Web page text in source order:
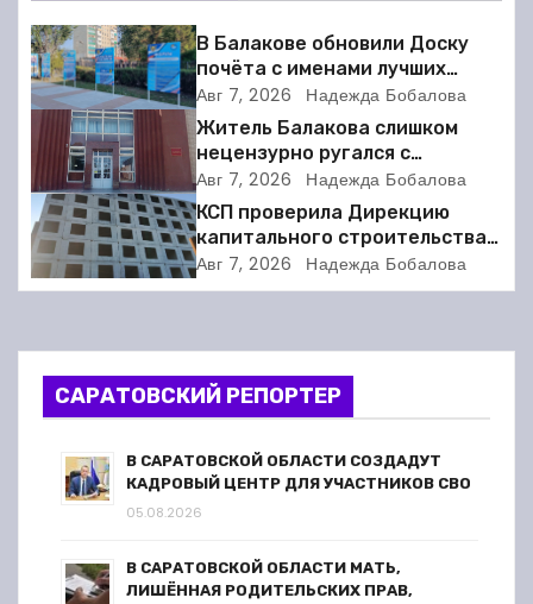
г
а
ц
и
я
п
з
а
В Балакове обновили Доску
почёта с именами лучших
спортсменов. Фото
Авг 7, 2026 Надежда Бобалова
Житель Балакова слишком
нецензурно ругался с
соседкой и получил двое суток
ареста
Авг 7, 2026 Надежда Бобалова
КСП проверила Дирекцию
капитального строительства в
Балакове и нашла множество
нарушений
Авг 7, 2026 Надежда Бобалова
САРАТОВСКИЙ РЕПОРТЕР
В САРАТОВСКОЙ ОБЛАСТИ СОЗДАДУТ
КАДРОВЫЙ ЦЕНТР ДЛЯ УЧАСТНИКОВ СВО
05.08.2026
В САРАТОВСКОЙ ОБЛАСТИ МАТЬ,
ЛИШЁННАЯ РОДИТЕЛЬСКИХ ПРАВ,